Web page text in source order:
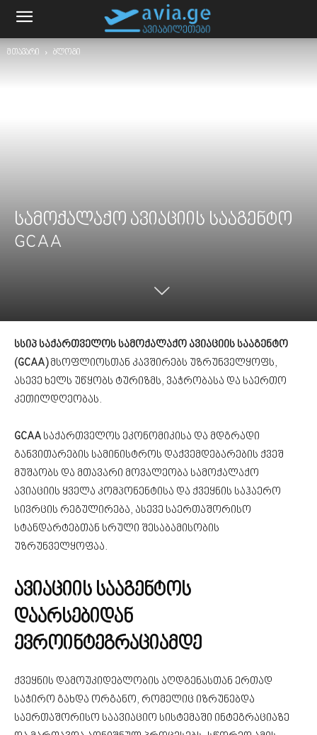
მთავარი ბლოგი
სამოქალაქო ავიაციის სააგენტო
GCAA
სსიპ საქართველოს სამოქალაქო ავიაციის სააგენტო
(GCAA)მსოფლიოსთან კავშირებს უზრუნველყოფს,
ასევე ხელს უწყობს ტურიზმს, ვაჭრობასა და საერთო
კეთილდღეობას.
GCAA საქართველოს ეკონომიკისა და მდგრადი
განვითარების სამინისტროს დაქვემდებარების ქვეშ
მუშაობს და მთავარი მოვალეობა სამოქალაქო
ავიაციის ყველა კომპონენტისა და ქვეყნის საჰაერო
სივრცის რეგულირება, ასევე საერთაშორისო
სტანდარტებთან სრული შესაბამისობის
უზრუნველყოფაა.
ავიაციის სააგენტოს
დაარსებიდან
ევროინტეგრაციამდე
ქვეყნის დამოუკიდებლობის აღდგენასთან ერთად
საჭირო გახდა ორგანო, რომელიც იზრუნებდა
საერთაშორისო საავიაციო სისტემაში ინტეგრაციაზე